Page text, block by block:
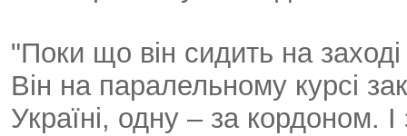
"Поки що він сидить на
Він на паралельному курсі
Україні, одну – за кордоном.